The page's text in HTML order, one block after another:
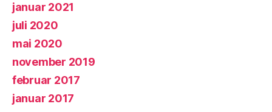
januar 2021
juli 2020
mai 2020
november 2019
februar 2017
januar 2017